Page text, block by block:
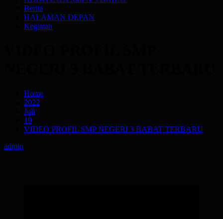
Berita
HALAMAN DEPAN
Kegiatan
Home
2022
Juli
19
VIDEO PROFIL SMP NEGERI 3 BABAT TERBARU
admin